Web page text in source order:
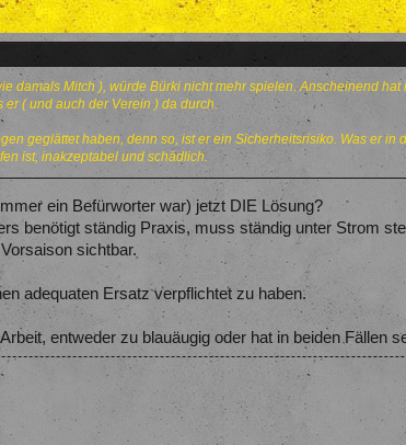
damals Mitch ), würde Bürki nicht mehr spielen. Anscheinend
( und auch der Verein ) da durch.
geglättet haben, denn so, ist er ein Sicherheitsrisiko. Was er in
ist, inakzeptabel und schädlich.
ein Befürworter war) jetzt DIE Lösung?
benötigt ständig Praxis, muss ständig unter Strom
sichtbar.
adequaten Ersatz verpflichtet zu haben.
entweder zu blauäugig oder hat in beiden Fällen